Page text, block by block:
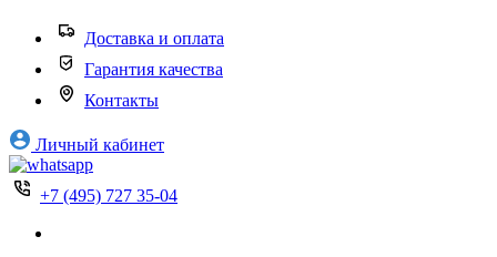
Доставка и оплата
Гарантия качества
Контакты
Личный кабинет
+7 (495) 727 35-04